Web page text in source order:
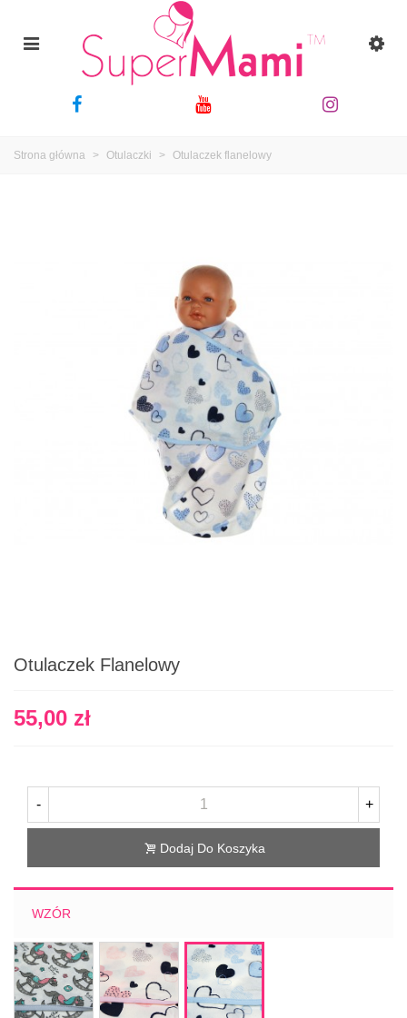
Strona główna > Otulaczki > Otulaczek flanelowy
Otulaczek Flanelowy
55,00 zł
- +
Dodaj Do Koszyka
WZÓR
koń
na
biegunach
serca
róż
czarne
serca
niebieskie
czarne